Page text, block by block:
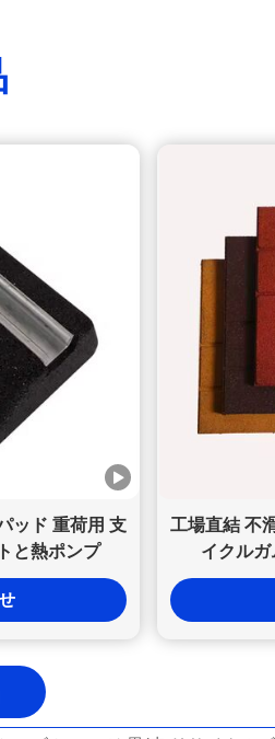
ッド 重荷用 支
と熱ポンプ
工場直結 不
イクル
PU粘着剤 硬さ60 - 硬さ70 プラス
いゴム エッジ 黒/赤 リサイクル